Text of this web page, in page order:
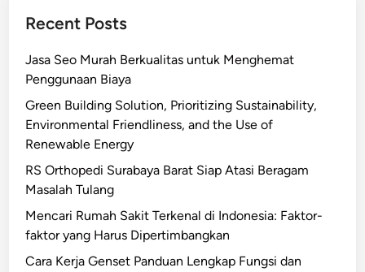
Recent Posts
Jasa Seo Murah Berkualitas untuk Menghemat
Penggunaan Biaya
Green Building Solution, Prioritizing Sustainability,
Environmental Friendliness, and the Use of
Renewable Energy
RS Orthopedi Surabaya Barat Siap Atasi Beragam
Masalah Tulang
Mencari Rumah Sakit Terkenal di Indonesia: Faktor-
faktor yang Harus Dipertimbangkan
Cara Kerja Genset Panduan Lengkap Fungsi dan